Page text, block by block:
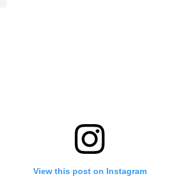
View this post on Instagram